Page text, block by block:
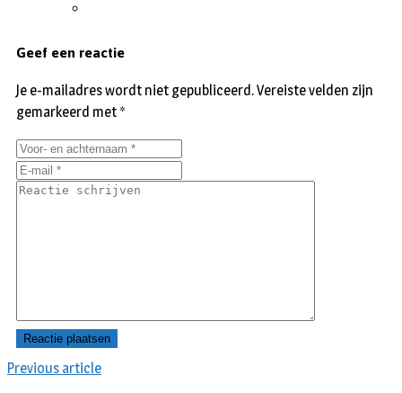
Previous article
Geef een reactie
Je e-mailadres wordt niet gepubliceerd.Vereiste velden zijn
gemarkeerd met *